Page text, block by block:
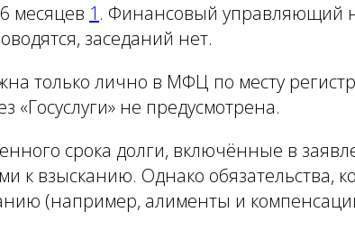
месяцев 1 . Финансовый управляющий
заседаний нет.
только лично в МФЦ по месту
«Госуслуги» не предусмотрена.
срока долги, включённые в
к взысканию. Однако обязательства,
(например, алименты и